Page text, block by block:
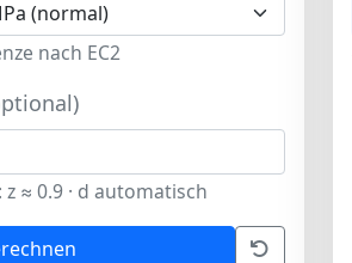
nach EC2
≈ 0.9 · d automatisch